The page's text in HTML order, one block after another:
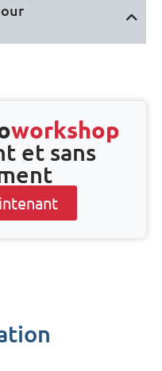
workshop
et sans